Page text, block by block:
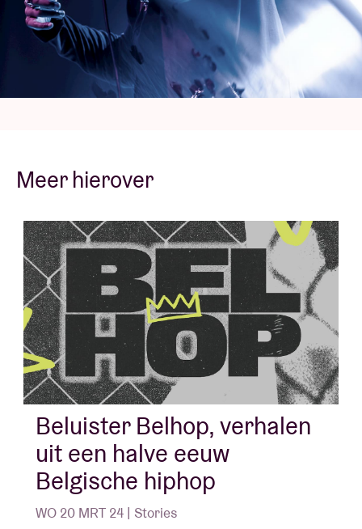
Bey naar Brussel voor een exclusieve show waarmee
hij uitsluitend zijn favoriete nummers van de
gemaskerde artiest brengt.
Meer hierover
Beluister Belhop, verhalen
uit een halve eeuw
Belgische hiphop
WO 20 MRT 24 | Stories